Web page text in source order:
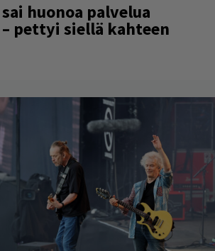
huonoa palvelua
pettyi siellä kahteen